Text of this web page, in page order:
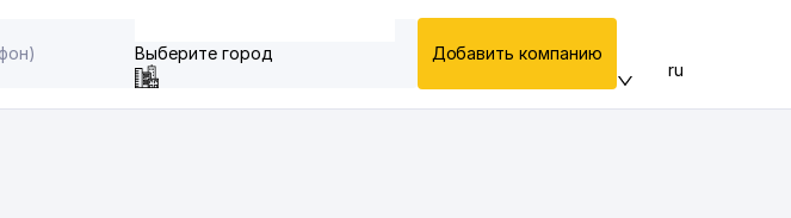
Выберите город Добавить компанию
ru